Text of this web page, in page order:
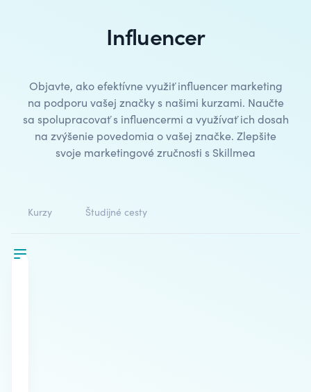
Influencer
Objavte, ako efektívne využiťinfluencer marketing
na podporu vašej značky s našimi kurzami. Naučte
sa spolupracovať s influencermi a využívať ich dosah
na zvýšenie povedomia o vašej značke. Zlepšite
svoje marketingové zručnosti s Skillmea
Kurzy Študijné cesty